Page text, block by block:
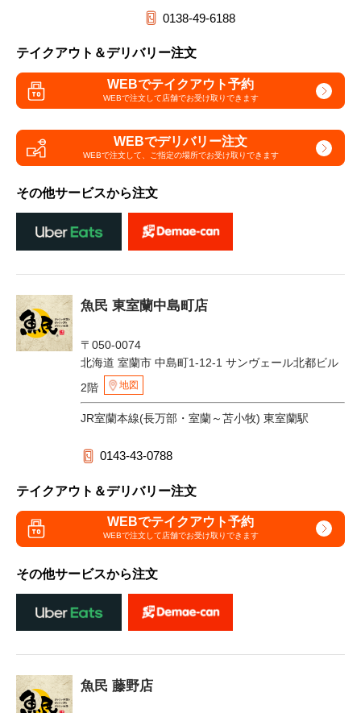
0138-49-6188
テイクアウト＆デリバリー注文
WEBでテイクアウト予約
WEBで注文して店舗でお受け取りできます
WEBでデリバリー注文
WEBで注文して、 ご指定の場所でお受け取りできます
その他サービスから注文
魚民 東室蘭中島町店
〒050-0074
北海道 室蘭市 中島町1-12-1 サンヴェール北都ビル
2階
地図
JR室蘭本線(長万部・室蘭～苫小牧) 東室蘭駅
0143-43-0788
テイクアウト＆デリバリー注文
WEBでテイクアウト予約
WEBで注文して店舗でお受け取りできます
その他サービスから注文
魚民 藤野店